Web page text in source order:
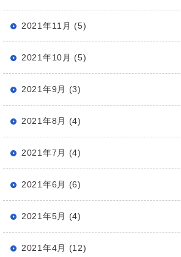
2021年11月 (5)
2021年10月 (5)
2021年9月 (3)
2021年8月 (4)
2021年7月 (4)
2021年6月 (6)
2021年5月 (4)
2021年4月 (12)